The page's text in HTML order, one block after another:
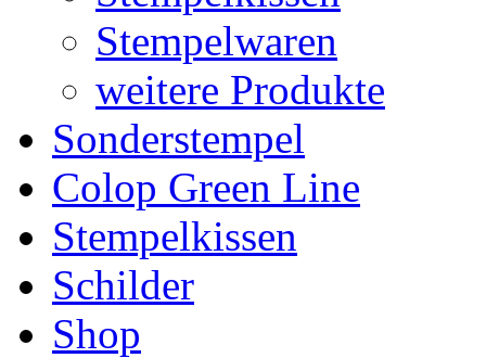
Stempelwaren
weitere Produkte
Sonderstempel
Colop Green Line
Stempelkissen
Schilder
Shop